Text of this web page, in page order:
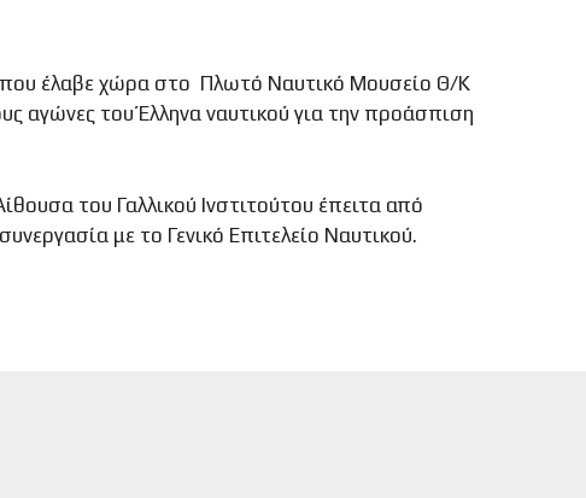
που έλαβε χώρα στο Πλωτό Ναυτικό Μουσείο Θ/Κ
αγώνες του Έλληνα ναυτικού για την προάσπιση
του Γαλλικού Ινστιτούτου έπειτα από
με το Γενικό Επιτελείο Ναυτικού.